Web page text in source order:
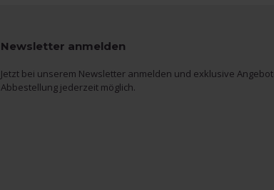
Newsletter anmelden
Jetzt bei unserem Newsletter anmelden und exklusive
Abbestellung jederzeit möglich.